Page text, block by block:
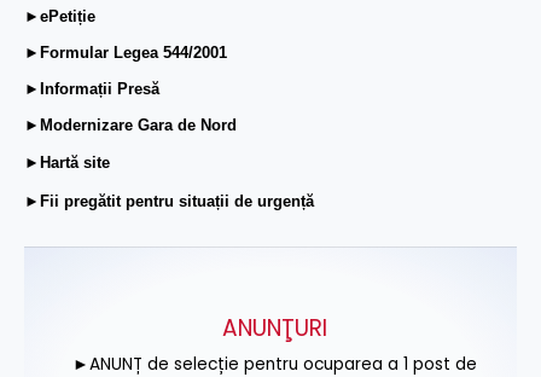
►ePetiție
►Formular Legea 544/2001
►Informații Presă
►Modernizare Gara de Nord
►Hartă site
►Fii pregătit pentru situații de urgență
ANUNŢURI
►ANUNȚ de selecție pentru ocuparea a 1 post de